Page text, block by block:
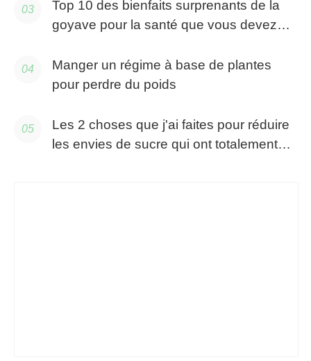
Top 10 des bienfaits surprenants de la
goyave pour la santé que vous devez
Manger un régime à base de plantes
pour perdre du poids
Les 2 choses que j'ai faites pour réduire
les envies de sucre qui ont totalement